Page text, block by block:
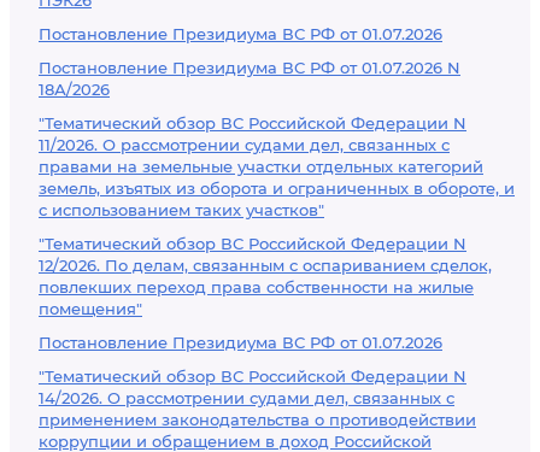
Постановление Президиума ВС РФ от 01.07.2026
Постановление Президиума ВС РФ от 01.07.2026 N
18А/2026
"Тематический обзор ВС Российской Федерации N
11/2026. О рассмотрении судами дел, связанных с
правами на земельные участки отдельных категорий
земель, изъятых из оборота и ограниченных в обороте, и
с использованием таких участков"
"Тематический обзор ВС Российской Федерации N
12/2026. По делам, связанным с оспариванием сделок,
повлекших переход права собственности на жилые
помещения"
Постановление Президиума ВС РФ от 01.07.2026
"Тематический обзор ВС Российской Федерации N
14/2026. О рассмотрении судами дел, связанных с
применением законодательства о противодействии
коррупции и обращением в доход Российской